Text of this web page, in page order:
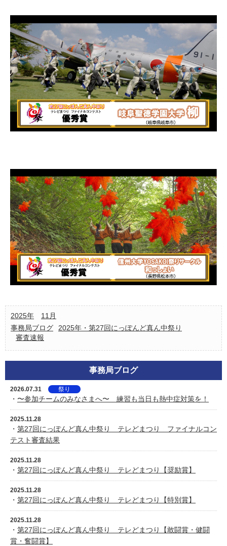
2025年
11月
事務局ブログ
2025年・第27回にっぽんど真ん中祭り
審査速報
事務局ブログ
2026.07.31 祭り
・ 〜参加チームのみなさまへ〜 練習も当日も熱中症対策を！
2025.11.28
・ 第27回にっぽんど真ん中祭り テレどまつり ファイナルコン
テスト審査結果
2025.11.28
・ 第27回にっぽんど真ん中祭り テレどまつり【奨励賞】
2025.11.28
・ 第27回にっぽんど真ん中祭り テレどまつり【特別賞】
2025.11.28
・ 第27回にっぽんど真ん中祭り テレどまつり【敢闘賞・健闘
賞・奮闘賞】